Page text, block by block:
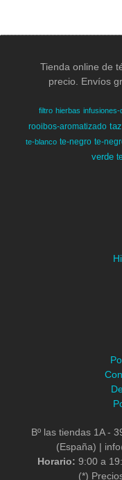
Tienda online de
precio. Envíos
filtro hierbas infusiones-
rooibos-aromatizado
te-blanco te-negro te-
verde
Bº las tiendas 1A -
(España) |
Horario: 9:00 a
(*)